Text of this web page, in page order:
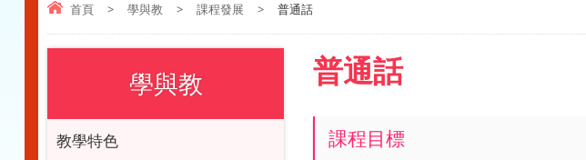
首頁 > 學與教 > 課程發展 > 普通話
普通話
課程目標
學與教
教學特色